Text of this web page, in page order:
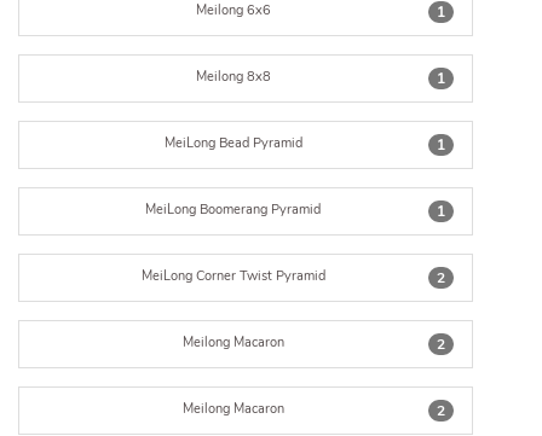
1
Meilong 6x6
1
Meilong 8x8
1
MeiLong Bead Pyramid
1
MeiLong Boomerang Pyramid
2
MeiLong Corner Twist Pyramid
2
Meilong Macaron
2
Meilong Macaron